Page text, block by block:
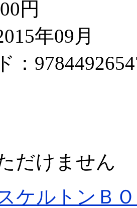
円
年09月
：
だけません
ケルトンＢ